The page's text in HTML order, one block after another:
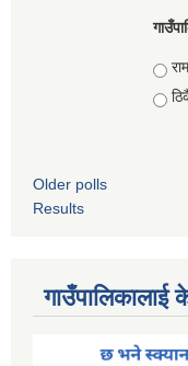
Older polls
Results
गाउँपालिकालाई